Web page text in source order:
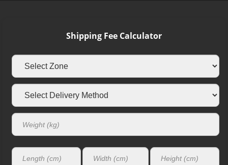
Shipping Fee Calculator